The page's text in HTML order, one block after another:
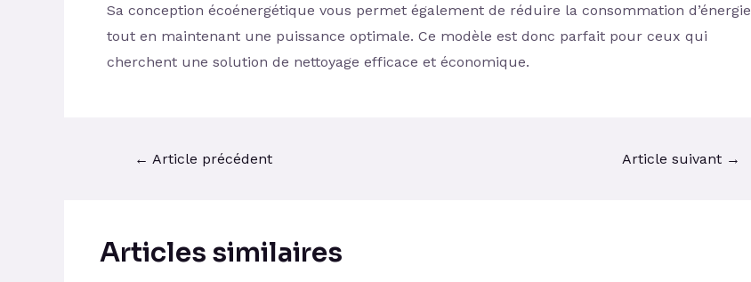
Sa conception écoénergétique vous permet également de réduire la consommation d’énergie
tout en maintenant une puissance optimale. Ce modèle est donc parfait pour ceux qui
cherchent une solution de nettoyage efficace et économique.
← Article précédent Article suivant →
Articles similaires